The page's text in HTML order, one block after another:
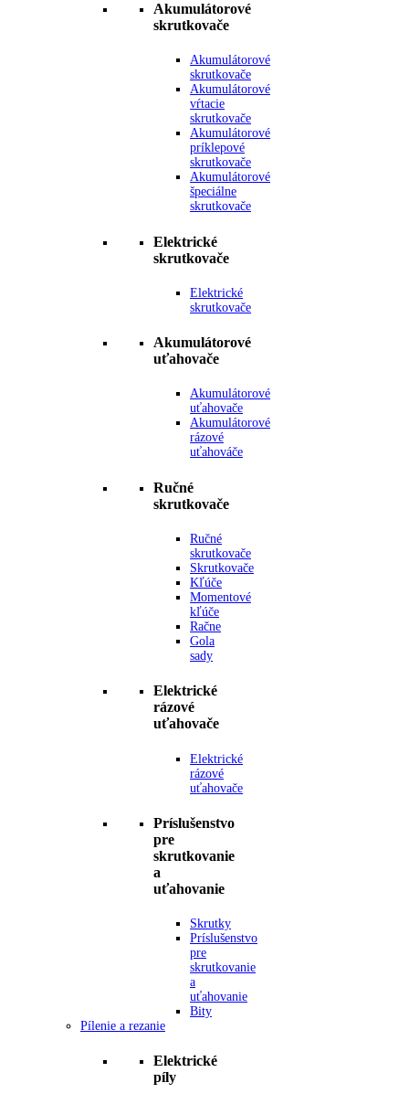
Akumulátorové
skrutkovače
Akumulátorové
skrutkovače
Akumulátorové
vŕtacie
skrutkovače
Akumulátorové
príklepové
skrutkovače
Akumulátorové
špeciálne
skrutkovače
Elektrické
skrutkovače
Elektrické
skrutkovače
Akumulátorové
uťahovače
Akumulátorové
uťahovače
Akumulátorové
rázové
uťahováče
Ručné
skrutkovače
Ručné
skrutkovače
Skrutkovače
Kľúče
Momentové
kľúče
Račne
Gola
sady
Elektrické
rázové
uťahovače
Elektrické
rázové
uťahovače
Príslušenstvo
pre
skrutkovanie
a
uťahovanie
Skrutky
Príslušenstvo
pre
skrutkovanie
a
uťahovanie
Bity
Pílenie a rezanie
Elektrické
píly